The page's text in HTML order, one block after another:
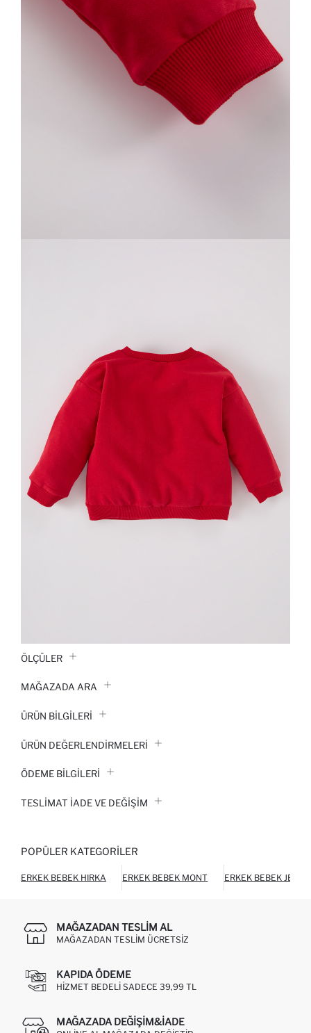
ÖLÇÜLER
MAĞAZADA ARA
ÜRÜN BILGILERI
ÜRÜN DEĞERLENDİRMELERİ
ÖDEME BİLGİLERİ
TESLIMAT İADE VE DEĞIŞIM
POPÜLER KATEGORILER
ERKEK BEBEK HIRKA ERKEK BEBEK MONT ERKEK BEBEK JEAN
MAĞAZADAN TESLIM AL
MAĞAZADAN TESLIM ÜCRETSIZ
KAPIDA ÖDEME
HIZMET BEDELI SADECE 39,99 TL
MAĞAZADA DEĞIŞIM&İADE